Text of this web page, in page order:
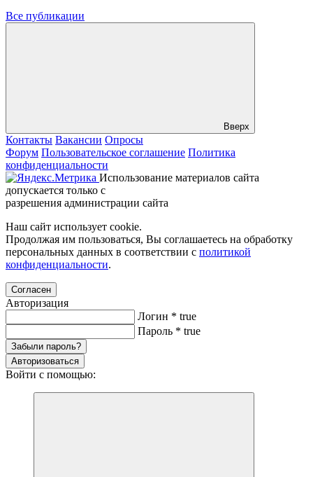
Все публикации
Вверх
Контакты Вакансии Опросы
Форум Пользовательское соглашение Политика
конфиденциальности
Использование материалов сайта
допускается только с
разрешения администрации сайта
Наш сайт использует cookie.
Продолжая им пользоваться, Вы соглашаетесь на обработку
персональных данных в соответствии с политикой
конфиденциальности.
Согласен
Авторизация
Логин * true
Пароль * true
Забыли пароль?
Авторизоваться
Войти с помощью: